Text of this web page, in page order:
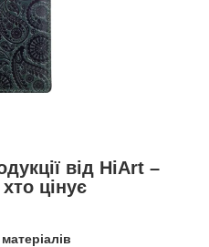
від HiArt –
цінує